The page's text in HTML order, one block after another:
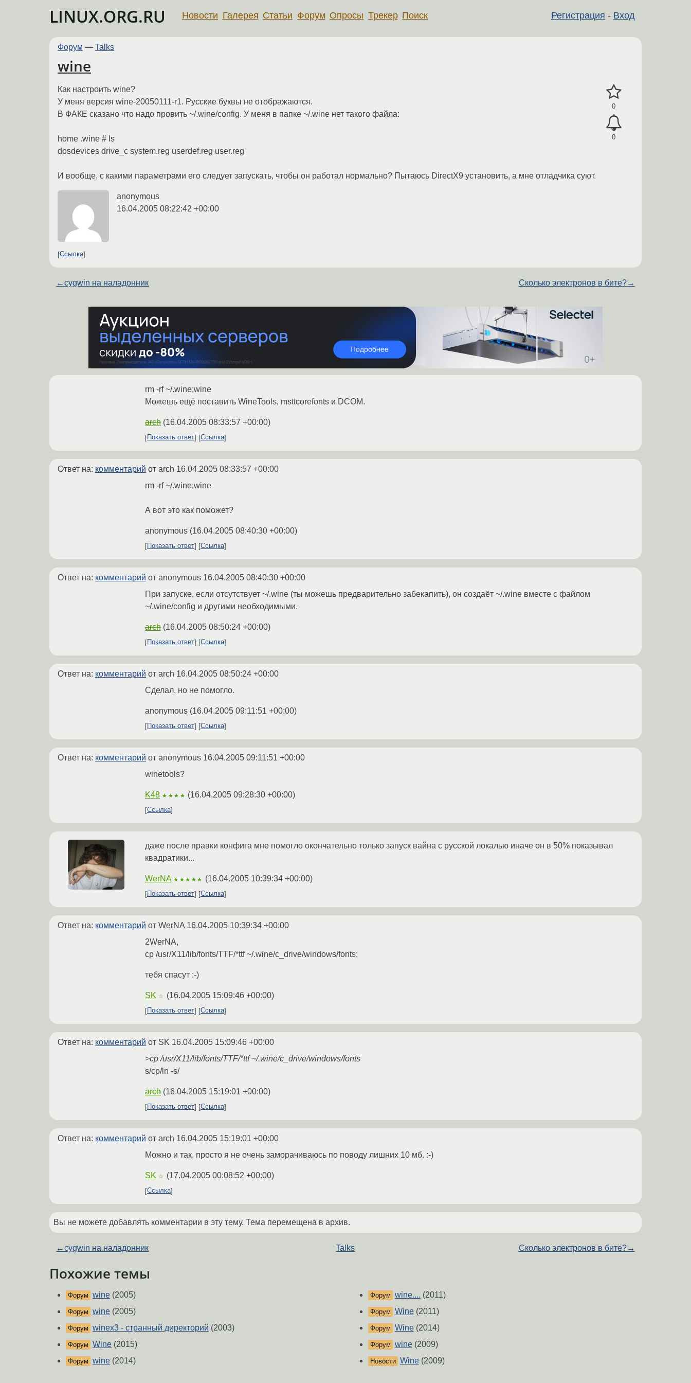
LINUX.ORG.RU Регистрация - Вход
Новости Галерея Статьи Форум Опросы Трекер Поиск
Форум — Talks
wine
0
0
Как настроить wine?
У меня версия wine-20050111-r1. Русские буквы не отображаются.
В ФАКЕ сказано что надо провить ~/.wine/config. У меня в папке ~/.wine нет такого файла:
home .wine # ls
dosdevices drive_c system.reg userdef.reg user.reg
И вообще, с какими параметрами его следует запускать, чтобы он работал нормально? Пытаюсь DirectX9 установить, а мне отладчика суют.
anonymous
16.04.2005 08:22:42 +00:00
Ссылка
←cygwin на наладонник Сколько электронов в бите?→
rm -rf ~/.wine;wine
Можешь ещё поставить WineTools, msttcorefonts и DCOM.
arch (16.04.2005 08:33:57 +00:00)
Показать ответ Ссылка
Ответ на: комментарий от arch 16.04.2005 08:33:57 +00:00
rm -rf ~/.wine;wine
А вот это как поможет?
anonymous (16.04.2005 08:40:30 +00:00)
Показать ответ Ссылка
Ответ на: комментарий от anonymous 16.04.2005 08:40:30 +00:00
При запуске, если отсутствует ~/.wine (ты можешь предварительно забекапить), он создаёт ~/.wine вместе с файлом
~/.wine/config и другими необходимыми.
arch (16.04.2005 08:50:24 +00:00)
Показать ответ Ссылка
Ответ на: комментарий от arch 16.04.2005 08:50:24 +00:00
Сделал, но не помогло.
anonymous (16.04.2005 09:11:51 +00:00)
Показать ответ Ссылка
Ответ на: комментарий от anonymous 16.04.2005 09:11:51 +00:00
winetools?
K48 ★★★★ (16.04.2005 09:28:30 +00:00)
Ссылка
даже после правки конфига мне помогло окончательно только запуск вайна с русской локалью иначе он в 50% показывал
квадратики...
WerNA ★★★★★ (16.04.2005 10:39:34 +00:00)
Показать ответ Ссылка
Ответ на: комментарий от WerNA 16.04.2005 10:39:34 +00:00
2WerNA,
cp /usr/X11/lib/fonts/TTF/*ttf ~/.wine/c_drive/windows/fonts;
тебя спасут :-)
SK ☆ (16.04.2005 15:09:46 +00:00)
Показать ответ Ссылка
Ответ на: комментарий от SK 16.04.2005 15:09:46 +00:00
>cp /usr/X11/lib/fonts/TTF/*ttf ~/.wine/c_drive/windows/fonts
s/cp/ln -s/
arch (16.04.2005 15:19:01 +00:00)
Показать ответ Ссылка
Ответ на: комментарий от arch 16.04.2005 15:19:01 +00:00
Можно и так, просто я не очень заморачиваюсь по поводу лишних 10 мб. :-)
SK ☆ (17.04.2005 00:08:52 +00:00)
Ссылка
Вы не можете добавлять комментарии в эту тему. Тема перемещена в архив.
←cygwin на наладонник Talks Сколько электронов в бите?→
Похожие темы
Форум wine (2005)
Форум wine (2005)
Форум winex3 - странный директорий (2003)
Форум Wine (2015)
Форум wine (2014)
Форум wine.... (2011)
Форум Wine(2011)
Форум Wine(2014)
Форум wine(2009)
Новости Wine(2009)